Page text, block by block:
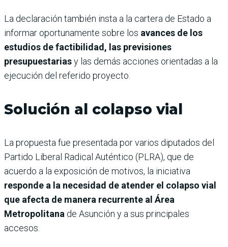
La declaración también insta a la cartera de Estado a
informar oportunamente sobre los avances de los
estudios de factibilidad, las previsiones
presupuestariasy las demás acciones orientadas a la
ejecución del referido proyecto.
Solución al colapso vial
La propuesta fue presentada por varios diputados del
Partido Liberal Radical Auténtico (PLRA), que de
acuerdo a la exposición de motivos, la iniciativa
responde a la necesidad de atender el colapso vial
que afecta de manera recurrente al Área
Metropolitana de Asunción y a sus principales
accesos.